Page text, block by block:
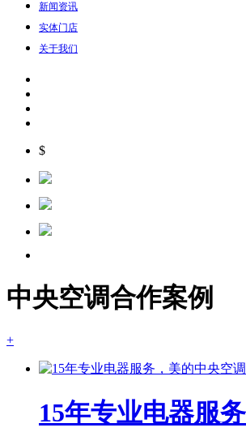
新闻资讯
实体门店
关于我们
$
中央空调合作案例
+
15年专业电器服